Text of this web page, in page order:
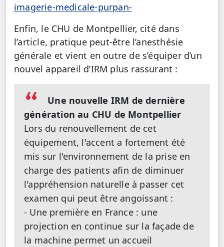
imagerie-medicale-purpan-
Enfin, le CHU de Montpellier, cité dans
l’article, pratique peut-être l’anesthésie
générale et vient en outre de s’équiper d’un
nouvel appareil d’IRM plus rassurant :
Une nouvelle IRM de dernière
génération au CHU de Montpellier
Lors du renouvellement de cet
équipement, l'accent a fortement été
mis sur l'environnement de la prise en
charge des patients afin de diminuer
l'appréhension naturelle à passer cet
examen qui peut être angoissant :
- Une première en France : une
projection en continue sur la façade de
la machine permet un accueil